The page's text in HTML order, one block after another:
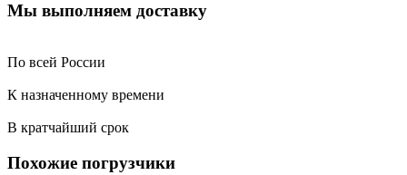
Мы выполняем доставку
По всей России
К назначенному времени
В кратчайший срок
Похожие погрузчики